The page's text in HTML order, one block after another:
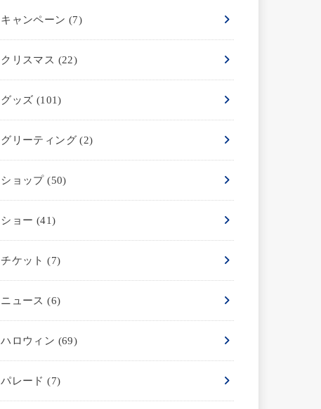
キャンペーン (7)
クリスマス (22)
グッズ (101)
グリーティング(2)
ショップ(50)
ショー (41)
チケット(7)
ニュース(6)
ハロウィン (69)
パレード(7)